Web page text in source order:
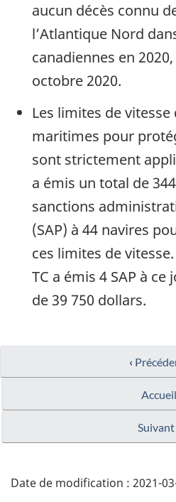
aucun décès connu
l’Atlantique Nord
canadiennes en
octobre 2020.
Les limites de vitesse
maritimes pour
sont strictement
a émis un total de
sanctions
(SAP) à 44 navires
ces limites de
TC a émis 4 SAP à
de 39 750 dollars.
‹
Accueil
Suivant
Date de modification : 2021-